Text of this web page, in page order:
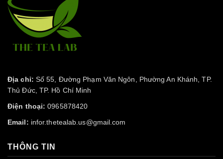
Địa chỉ: Số 55, Đường Phạm Văn Ngôn, Phường An Khánh, TP.
Thủ Đức, TP. Hồ Chí Minh
Điện thoại: 0965878420
Email: infor.thetealab.us@gmail.com
THÔNG TIN